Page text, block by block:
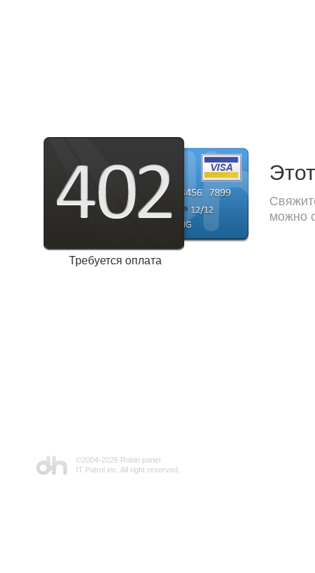
Требуется оплата
можно
©2004-2026 Robin panel
IT Patrol inc. All right reserved.